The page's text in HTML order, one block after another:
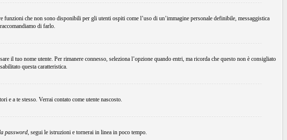
che non sono disponibili per gli utenti ospiti come l’uso di un’immagine personale definibile, messaggistica
di farlo.
il tuo nome utente. Per rimanere connesso, seleziona l’opzione quando entri, ma ricorda che questo non è consigliato
questa caratteristica.
e a te stesso. Verrai contato come utente nascosto.
password, segui le istruzioni e tornerai in linea in poco tempo.